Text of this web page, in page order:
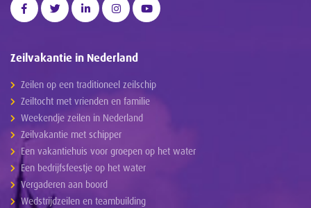
Zeilvakantie in Nederland
Zeilen op een traditioneel zeilschip
Zeiltocht met vrienden en familie
Weekendje zeilen in Nederland
Zeilvakantie met schipper
Een vakantiehuis voor groepen op het water
Een bedrijfsfeestje op het water
Vergaderen aan boord
Wedstrijdzeilen en teambuilding